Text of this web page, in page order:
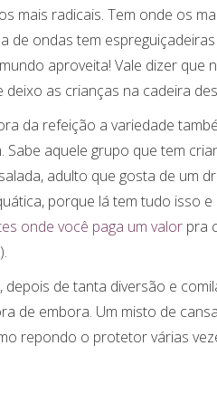
mais radicais. Tem onde os
de ondas tem
aproveita! Vale dizer que
deixo as crianças na cadeira
da refeição a variedade
Sabe aquele grupo que tem
adulto que gosta de um
porque lá tem tudo isso
onde você paga um valor pra
depois de tanta diversão e
de embora. Um misto de
repondo o protetor várias